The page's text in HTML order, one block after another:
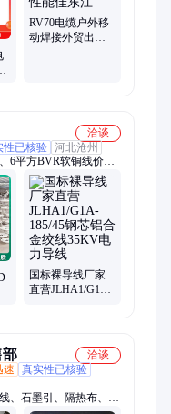
RV70电缆户外移
动焊接外贸出口
洽谈
性已核验 河北沧州
6平方BVR软铜线价
、电力金具、光缆金
管型母线、铝包殷钢导
国标裸导线厂家
直营JLHA1/G1A-
部
洽谈
速
真实性已核验
、石墨引、隔热布、隔